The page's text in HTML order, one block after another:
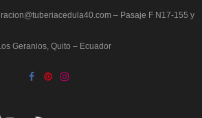
– Pasaje F N17-155 y
Geranios, Quito – Ecuador